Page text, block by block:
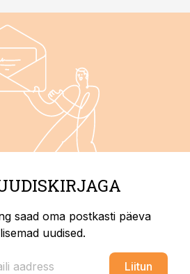
saad oma postkasti päeva
uudised.
Liitun